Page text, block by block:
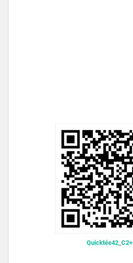
Quicktée42_C2+